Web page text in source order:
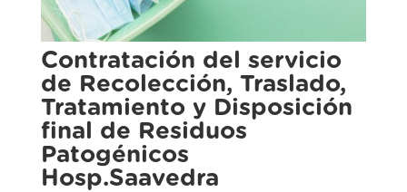
Contratación del servicio
de Recolección, Traslado,
Tratamiento y Disposición
final de Residuos
Patogénicos
Hosp.Saavedra